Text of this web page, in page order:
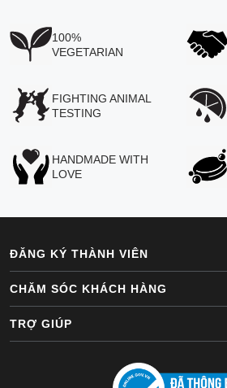
100%
VEGETARIAN
FIGHTING ANIMAL
TESTING
HANDMADE WITH
LOVE
ĐĂNG KÝ THÀNH VIÊN
CHĂM SÓC KHÁCH HÀNG
TRỢ GIÚP